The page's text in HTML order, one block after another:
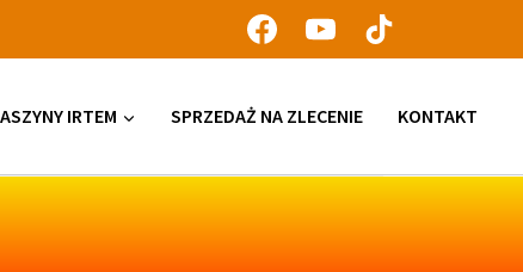
IRTEM SPRZEDAŻ NA ZLECENIE KONTAKT